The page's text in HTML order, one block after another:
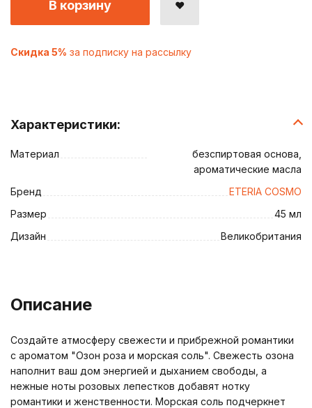
Характеристики:
Материал
безспиртовая основа,
ароматические масла
Бренд
ETERIA COSMO
Размер
45 мл
Дизайн
Великобритания
В корзину
Скидка 5% за подписку на рассылку
Описание
Создайте атмосферу свежести и прибрежной романтики
с ароматом "Озон роза и морская соль". Свежесть озона
наполнит ваш дом энергией и дыханием свободы, а
нежные ноты розовых лепестков добавят нотку
романтики и женственности. Морская соль подчеркнет